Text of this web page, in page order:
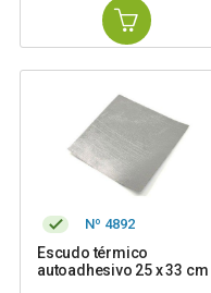
Nº 4892
Escudo térmico
autoadhesivo 25 x 33 cm